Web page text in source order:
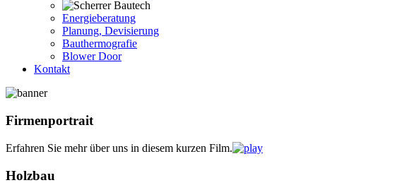
Energieberatung
Planung, Devisierung
Bauthermografie
Blower Door
Kontakt
Firmenportrait
Erfahren Sie mehr über uns in diesem kurzen Film.
Holzbau